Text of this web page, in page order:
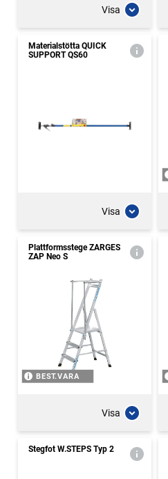
Visa
Materialstötta QUICK
SUPPORT QS60
Visa
Plattformsstege ZARGES
ZAP Neo S
BEST.VARA
Visa
Stegfot W.STEPS Typ 2